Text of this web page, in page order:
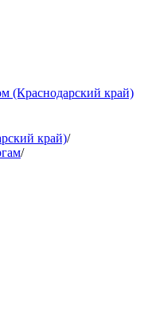
(Краснодарский край)
край)/
/